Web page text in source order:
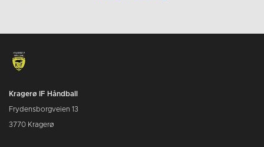
Kragerø IF Håndball
Frydensborgveien 13
3770 Kragerø